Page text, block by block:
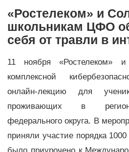
«Ростелеком» и
школьникам ЦФО
себя от травли в
11 ноября «Ростелеком» и
комплексной
онлайн-лекцию для
проживающих в
федерального округа. В
приняли участие порядка